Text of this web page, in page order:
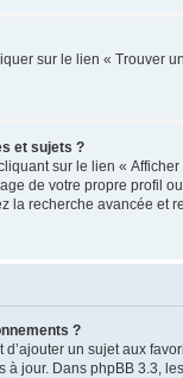
sur le lien « Trouver
et sujets ?
sur le lien «
de votre propre profil
la recherche avancée
?
un sujet aux
à jour. Dans phpBB 3.3,